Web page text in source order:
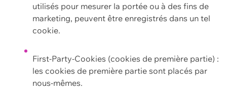
utilisés pour mesurer la portée ou à des fins de
marketing, peuvent être enregistrés dans un tel
cookie.
First-Party-Cookies (cookies de première partie) :
les cookies de première partie sont placés par
nous-mêmes.